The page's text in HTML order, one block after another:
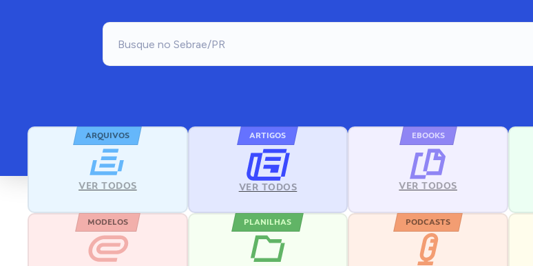
ARQUIVOS
VER TODOS
ARTIGOS
VER TODOS
EBOOKS
VER TODOS
MODELOS PLANILHAS PODCASTS